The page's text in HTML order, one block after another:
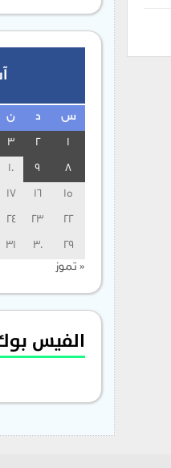
س د ن
1
2
3
8
9
10
15
16
17
22
23
24
29
30
31
« تموز
الفيس